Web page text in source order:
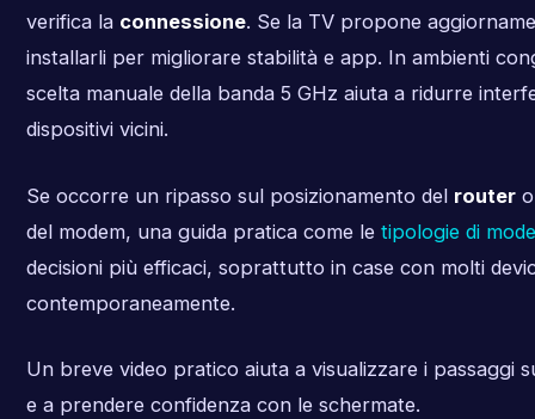
verifica la connessione. Se la TV propone
installarli per migliorare stabilità e app. In ambienti
scelta manuale della banda 5 GHz aiuta a ridurre
dispositivi vicini.
Se occorre un ripasso sul posizionamento del routero
del modem, una guida pratica come le tipologie di
decisioni più efficaci, soprattutto in case con molti
contemporaneamente.
Un breve video pratico aiuta a visualizzare i passaggi
e a prendere confidenza con le schermate.